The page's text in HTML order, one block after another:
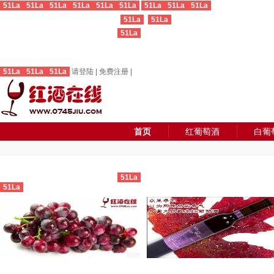
51La 51La 51La 51La 51La 51La 51La 51La
51La
51La
51La
51La
51La 51La 51La 请登陆 免费注册
首页 红葡萄酒 白葡
51La
51La